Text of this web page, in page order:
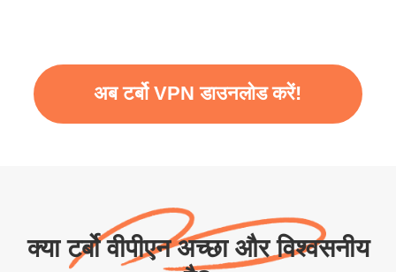
अब टर्बो VPN डाउनलोड करें!
क्या टर्बो वीपीएन अच्छा और विश्वसनीय